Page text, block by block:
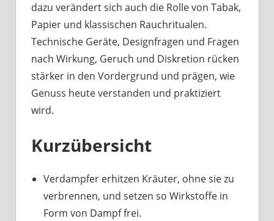
dazu verändert sich auch die Rolle von Tabak,
Papier und klassischen Rauchritualen.
Technische Geräte, Designfragen und Fragen
nach Wirkung, Geruch und Diskretion rücken
stärker in den Vordergrund und prägen, wie
Genuss heute verstanden und praktiziert
wird.
Kurzübersicht
Verdampfer erhitzen Kräuter, ohne sie zu
verbrennen, und setzen so Wirkstoffe in
Form von Dampf frei.